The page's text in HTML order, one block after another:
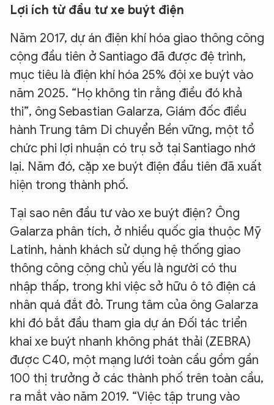
Lợi ích từ đầu tư xe buýt điện
Năm 2017, dự án điện khí hóa giao thông công
cộng đầu tiên ở Santiago đã được đệ trình,
mục tiêu là điện khí hóa 25% đội xe buýt vào
năm 2025. “Họ không tin rằng điều đó khả
thi”, ông Sebastian Galarza, Giám đốc điều
hành Trung tâm Di chuyển Bền vững, một tổ
chức phi lợi nhuận có trụ sở tại Santiago nhớ
lại. Năm đó, cặp xe buýt điện đầu tiên đã xuất
hiện trong thành phố.
Tại sao nên đầu tư vào xe buýt điện? Ông
Galarza phân tích, ở nhiều quốc gia thuộc Mỹ
Latinh, hành khách sử dụng hệ thống giao
thông công cộng chủ yếu là người có thu
nhập thấp, trong khi việc sở hữu ô tô điện cá
nhân quá đắt đỏ. Trung tâm của ông Galarza
khi đó bắt đầu tham gia dự án Đối tác triển
khai xe buýt nhanh không phát thải (ZEBRA)
được C40, một mạng lưới toàn cầu gồm gần
100 thị trưởng ở các thành phố trên toàn cầu,
ra mắt vào năm 2019. “Việc tập trung vào